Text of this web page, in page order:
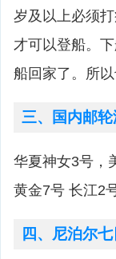
岁及以上必须
才可以登船。
船回家了。所
三、国内邮轮
华夏神女3号，
黄金7号 长江2
四、尼泊尔